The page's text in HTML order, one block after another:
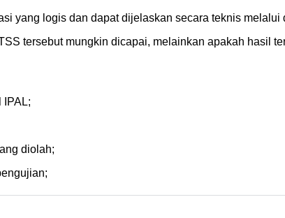
yang logis dan dapat dijelaskan secara teknis
tersebut mungkin dicapai, melainkan apakah hasil
IPAL;
diolah;